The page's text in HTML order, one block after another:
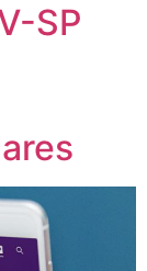
SP